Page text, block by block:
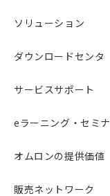
ソリューション
ダウンロードセンタ
サービスサポート
eラーニング・セミナ
オムロンの提供価値
販売ネットワーク